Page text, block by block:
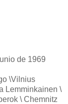
de 1969
\Vilnius
Lemminkainen \
\ Chemnitz